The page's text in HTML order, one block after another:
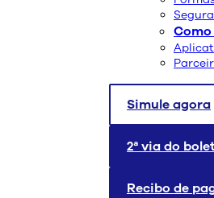
Simule agora
2ª via do
Recibo de